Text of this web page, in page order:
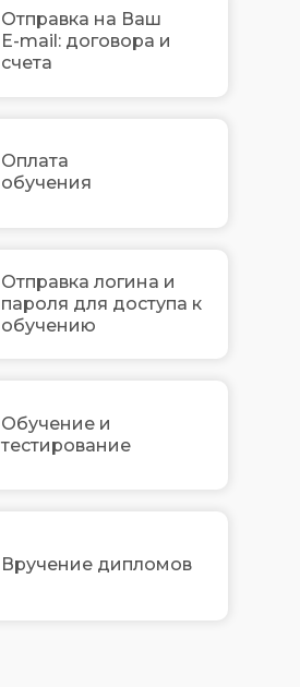
Отправка на Ваш
E-mail: договора и
счета
Оплата
обучения
Отправка логина и
пароля для доступа к
обучению
Обучение и
тестирование
Вручение дипломов